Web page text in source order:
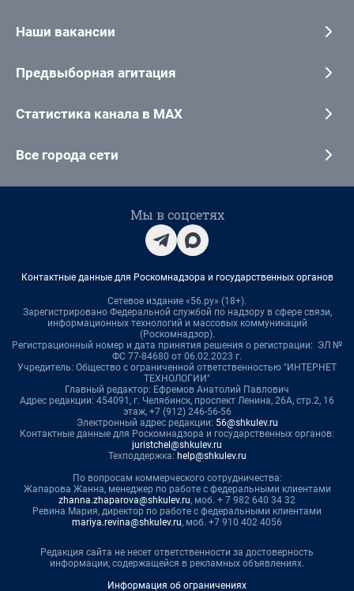
Наши вакансии
Предвыборная агитация
Статистика канала в MAX
Все города сети
Мы в соцсетях
Контактные данные для Роскомнадзора и государственных органов
Сетевое издание «56.ру» (18+).
Зарегистрировано Федеральной службой по надзору в сфере связи,
информационных технологий и массовых коммуникаций
(Роскомнадзор).
Регистрационный номер и дата принятия решения о регистрации: ЭЛ №
ФС 77-84680 от 06.02.2023 г.
Учредитель: Общество с ограниченной ответственностью "ИНТЕРНЕТ
ТЕХНОЛОГИИ"
Главный редактор: Ефремов Анатолий Павлович
Адрес редакции: 454091, г. Челябинск, проспект Ленина, 26А, стр.2, 16
этаж, +7 (912) 246-56-56
Электронный адрес редакции: 56@shkulev.ru
Контактные данные для Роскомнадзора и государственных органов:
juristchel@shkulev.ru
Техподдержка: help@shkulev.ru
По вопросам коммерческого сотрудничества:
Жапарова Жанна, менеджер по работе с федеральными клиентами
zhanna.zhaparova@shkulev.ru, моб. + 7 982 640 34 32
Ревина Мария, директор по работе с федеральными клиентами
mariya.revina@shkulev.ru, моб. +7 910 402 4056
Редакция сайта не несет ответственности за достоверность
информации, содержащейся в рекламных объявлениях.
Информация об ограничениях